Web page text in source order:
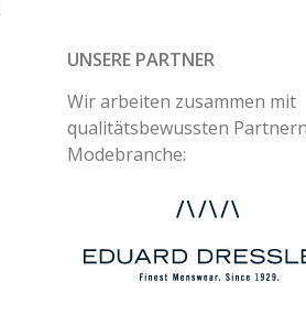
UNSERE PARTNER
Wir arbeiten zusammen mit
qualitätsbewussten
Modebranche: